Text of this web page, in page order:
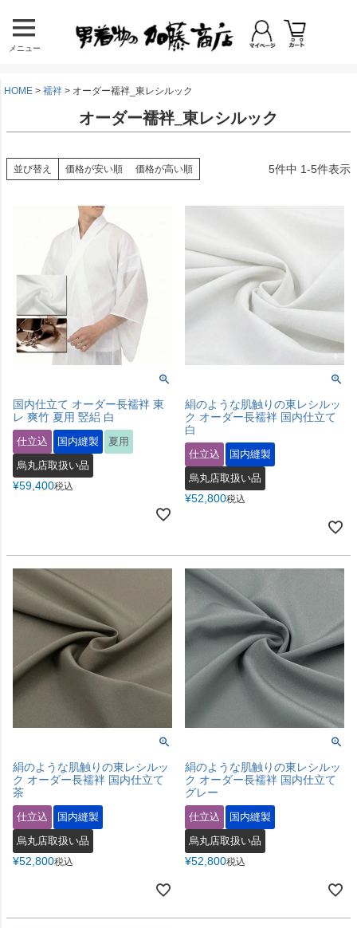
メニュー
HOME 襦袢 オーダー襦袢_東レシルック
オーダー襦袢_東レシルック
並び替え 価格が安い順 価格が高い順 5件中 1-5件表示
国内仕立て オーダー長襦袢 東
レ 爽竹 夏用 竪絽 白
仕立込 国内縫製 夏用
烏丸店取扱い品
¥59,400税込
絹のような肌触りの東レシルッ
ク オーダー長襦袢 国内仕立て
白
仕立込 国内縫製
烏丸店取扱い品
¥52,800税込
絹のような肌触りの東レシルッ
ク オーダー長襦袢 国内仕立て
茶
仕立込 国内縫製
烏丸店取扱い品
¥52,800税込
絹のような肌触りの東レシルッ
ク オーダー長襦袢 国内仕立て
グレー
仕立込 国内縫製
烏丸店取扱い品
¥52,800税込